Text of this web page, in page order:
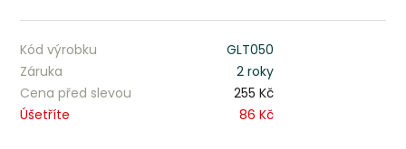
Kód výrobku
GLT050
Záruka
2 roky
Cena před slevou
255 Kč
Úšetříte
86 Kč